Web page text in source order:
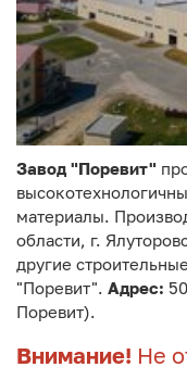
Завод "Поревит"
материалы.
области, г.
другие
"Поревит". Адрес:
Поревит).
Внимание! Не